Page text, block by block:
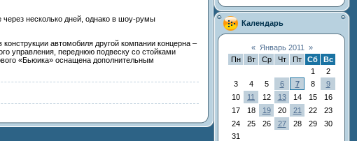
несколько дней, однако в шоу-румы
автомобиля другой компании концерна –
управления, переднюю подвеску со стойками
«Бьюика» оснащена дополнительным
Календарь
« Январь 2011
»
Пн
Вт Ср Чт Пт Сб
Вс
1
2
3
4 5 6 7 8
9
10
11 12 13 14 15
16
17
18 19 20 21 22
23
24
25 26 27 28 29
30
31